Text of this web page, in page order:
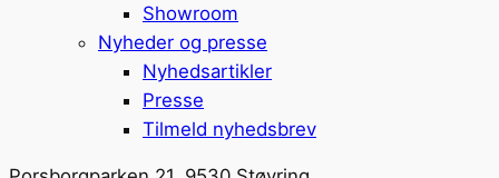
Showroom
Nyheder og presse
Nyhedsartikler
Presse
Tilmeld nyhedsbrev